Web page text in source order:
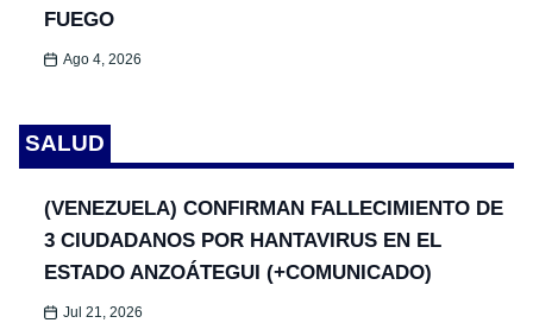
FUEGO
Ago 4, 2026
SALUD
(VENEZUELA) CONFIRMAN FALLECIMIENTO DE
3 CIUDADANOS POR HANTAVIRUS EN EL
ESTADO ANZOÁTEGUI (+COMUNICADO)
Jul 21, 2026